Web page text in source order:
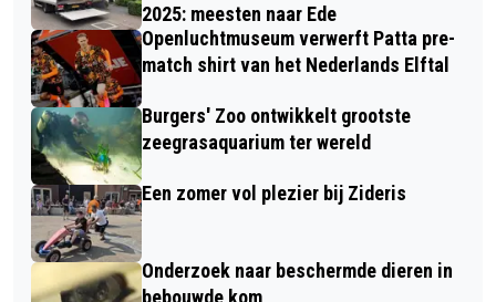
2025: meesten naar Ede
Openluchtmuseum verwerft Patta pre-
match shirt van het Nederlands Elftal
Burgers' Zoo ontwikkelt grootste
zeegrasaquarium ter wereld
Een zomer vol plezier bij Zideris
Onderzoek naar beschermde dieren in
bebouwde kom